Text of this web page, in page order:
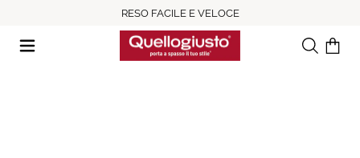
RESO FACILE E VELOCE
RicercaIl tuo